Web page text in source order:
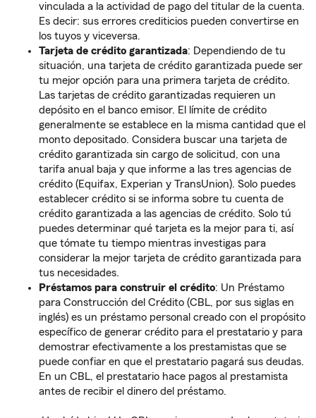
vinculada a la actividad de pago del titular de la cuenta.
Es decir: sus errores crediticios pueden convertirse en
los tuyos y viceversa.
Tarjeta de crédito garantizada: Dependiendo de tu
situación, una tarjeta de crédito garantizada puede ser
tu mejor opción para una primera tarjeta de crédito.
Las tarjetas de crédito garantizadas requieren un
depósito en el banco emisor. El límite de crédito
generalmente se establece en la misma cantidad que el
monto depositado. Considera buscar una tarjeta de
crédito garantizada sin cargo de solicitud, con una
tarifa anual baja y que informe a las tres agencias de
crédito (Equifax, Experian y TransUnion). Solo puedes
establecer crédito si se informa sobre tu cuenta de
crédito garantizada a las agencias de crédito. Solo tú
puedes determinar qué tarjeta es la mejor para ti, así
que tómate tu tiempo mientras investigas para
considerar la mejor tarjeta de crédito garantizada para
tus necesidades.
Préstamos para construir el crédito: Un Préstamo
para Construcción del Crédito (CBL, por sus siglas en
inglés) es un préstamo personal creado con el propósito
específico de generar crédito para el prestatario y para
demostrar efectivamente a los prestamistas que se
puede confiar en que el prestatario pagará sus deudas.
En un CBL, el prestatario hace pagos al prestamista
antes de recibir el dinero del préstamo.